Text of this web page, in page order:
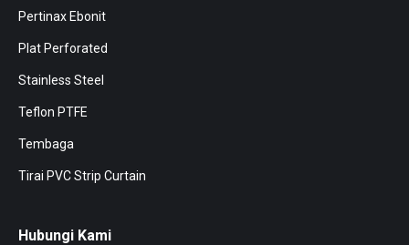
Pertinax Ebonit
Plat Perforated
Stainless Steel
Teflon PTFE
Tembaga
Tirai PVC Strip Curtain
Hubungi Kami